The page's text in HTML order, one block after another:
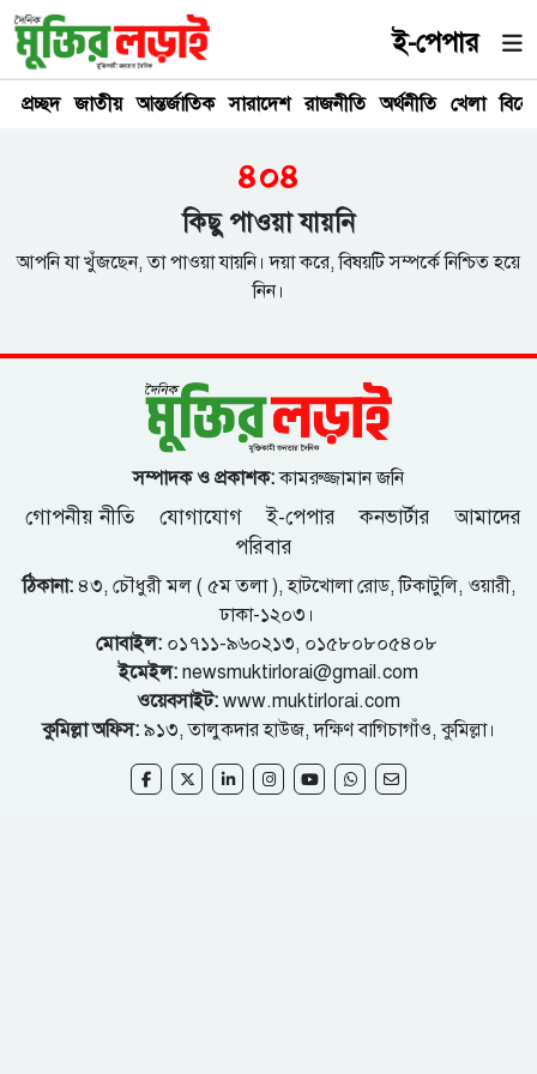
ই-পেপার
প্রচ্ছদ জাতীয় আন্তর্জাতিক সারাদেশ রাজনীতি অর্থনীতি খেলা
৪০৪
কিছু পাওয়া যায়নি
আপনি যা খুঁজছেন, তা পাওয়া যায়নি। দয়া করে, বিষয়টি সম্পর্কে নিশ্চিত হয়ে
নিন।
সম্পাদক ও প্রকাশক:কামরুজ্জামান জনি
গোপনীয় নীতি যোগাযোগ ই-পেপার কনভার্টার
আমাদের
পরিবার
ঠিকানা:৪৩, চৌধুরী মল ( ৫ম তলা ), হাটখোলা রোড, টিকাটুলি, ওয়ারী,
ঢাকা-১২০৩।
মোবাইল:০১৭১১-৯৬০২১৩, ০১৫৮০৮০৫৪০৮
ইমেইল: newsmuktirlorai@gmail.com
ওয়েবসাইট: www.muktirlorai.com
কুমিল্লা অফিস: ৯১৩, তালুকদার হাউজ, দক্ষিণ বাগিচাগাঁও, কুমিল্লা।